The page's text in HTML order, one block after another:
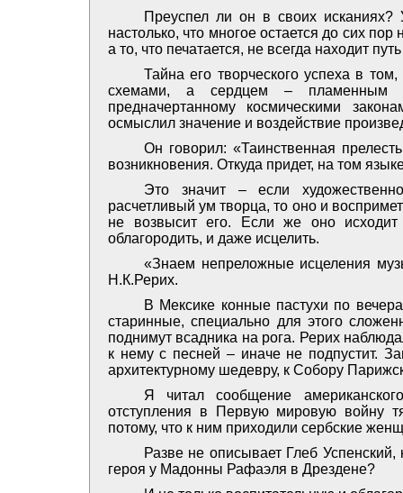
Преуспел ли он в своих исканиях?
настолько, что многое остается до сих
а то, что печатается, не всегда находит
Тайна его творческого успеха в
схемами, а сердцем – пламенным
предначертанному космическими
осмыслил значение и воздействие
Он говорил: «Таинственная
возникновения. Откуда придет, на том
Это значит – если
расчетливый ум творца, то оно и
не возвысит его. Если же оно
облагородить, и даже ­исцелить.
«Знаем непреложные исцеления
Н.К.Рерих.
В Мексике конные пастухи по
старинные, специально для этого
поднимут всадника на рога. Рерих
к нему с песней – иначе не подпустит.
архитектурному шедевру, к Собору
Я читал сообщение
отступления в Первую мировую войну
потому, что к ним приходили сербские
Разве не описывает Глеб
героя у Мадонны Рафаэля в Дрездене?